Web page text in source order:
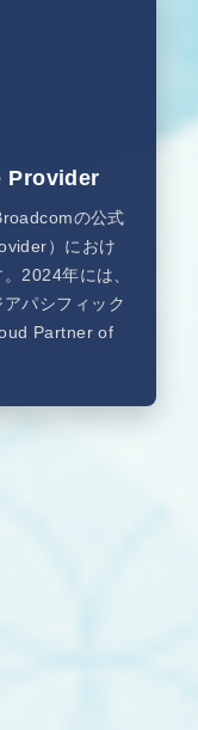
Provider
の公式
）におけ
2024年には、
パシフィック
Partner of